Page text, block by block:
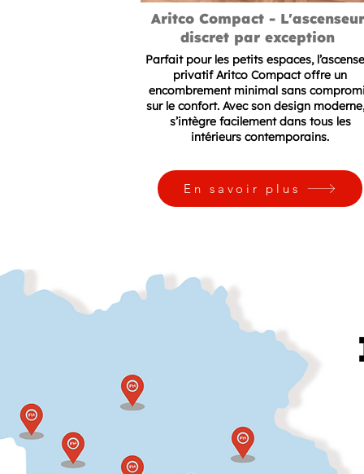
Aritco Compact - L'ascenseur
discret par exception
Parfait pour les petits espaces,
privatif Aritco Compact offre un
encombrement minimal sans
sur le confort. Avec son design
s’intègre facilement dans tous les
intérieurs contemporains.
En savoir plus